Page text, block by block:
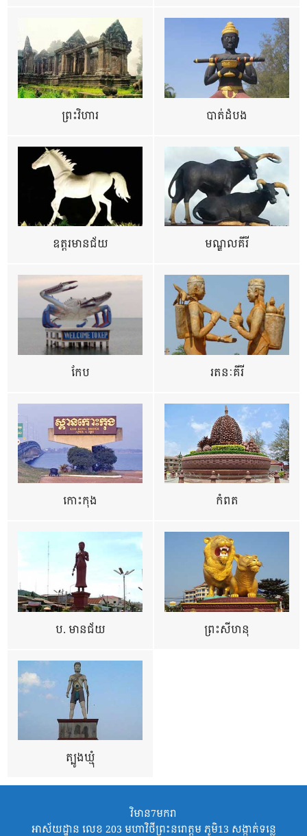
ព្រះវិហារ បាត់ដំបង
ឧត្ដរមានជ័យ មណ្ឌលគីរី
កែប រតនៈគីរី
កោះកុង កំពត
ប. មានជ័យ ព្រះសីហនុ
ត្បូងឃ្មុំ
វិមាន7មករា
អាស័យដ្ឋាន លេខ 203 មហាវិថីព្រះនរោត្តម ភូមិ13 សង្កាត់ទន្លេ